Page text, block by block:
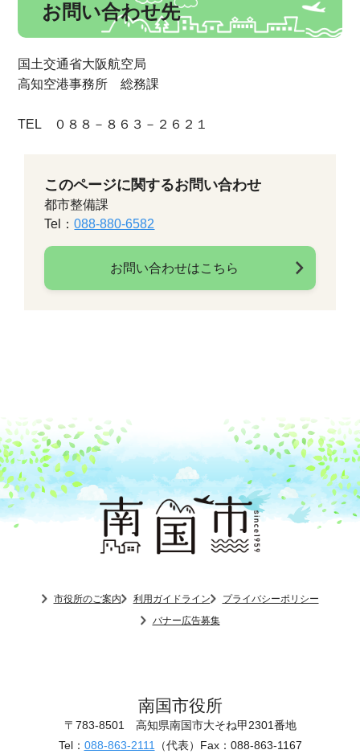
お問い合わせ先
国土交通省大阪航空局
高知空港事務所 総務課
TEL ０８８－８６３－２６２１
このページに関するお問い合わせ
都市整備課
Tel：088-880-6582
お問い合わせはこちら
市役所のご案内 利用ガイドライン
プライバシーポリシー
バナー広告募集
南国市役所
〒783-8501 高知県南国市大そね甲2301番地
Tel： 088-863-2111 （代表） Fax：088-863-1167